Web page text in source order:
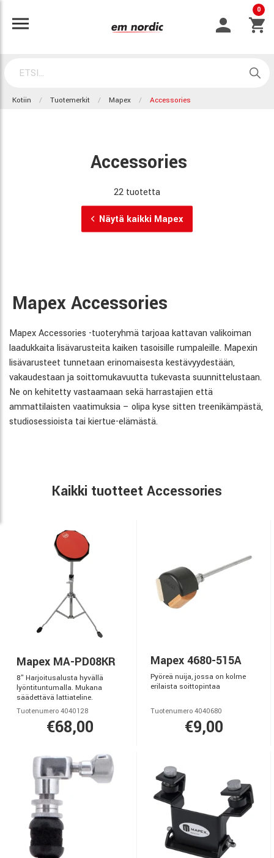
0
Kotiin Tuotemerkit Mapex Accessories
Accessories
22 tuotetta
Näytä kaikki Mapex
Mapex Accessories
Mapex Accessories -tuoteryhmä tarjoaa kattavan valikoiman
laadukkaita lisävarusteita kaiken tasoisille rumpaleille. Mapexin
lisävarusteet tunnetaan erinomaisesta kestävyydestään,
vakaudestaan ja soittomukavuutta tukevasta suunnittelustaan.
Ne on kehitetty vastaamaan sekä harrastajien että
ammattilaisten vaatimuksia – olipa kyse sitten treenikämpästä,
studiosessioista tai kiertue-elämästä.
Kaikki tuotteet Accessories
Mapex MA-PD08KR
8" Harjoitusalusta hyvällä
lyöntituntumalla. Mukana
säädettävä lattiateline.
Tuotenumero 4040128
€68,00
Mapex 4680-515A
Pyöreä nuija, jossa on kolme
erilaista soittopintaa
Tuotenumero 4040680
€9,00